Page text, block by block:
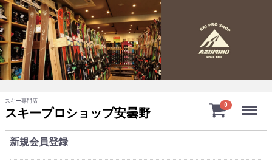
スキー専門店
スキープロショップ安曇野
0 Menu
新規会員登録